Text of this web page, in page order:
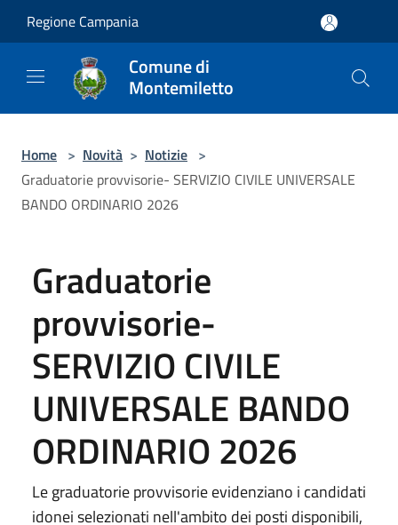
Regione Campania
Comune di
Montemiletto
Home > Novità > Notizie >
Graduatorie provvisorie- SERVIZIO CIVILE UNIVERSALE
BANDO ORDINARIO 2026
Graduatorie
provvisorie-
SERVIZIO CIVILE
UNIVERSALE BANDO
ORDINARIO 2026
Le graduatorie provvisorie evidenziano i candidati
idonei selezionati nell'ambito dei posti disponibili,